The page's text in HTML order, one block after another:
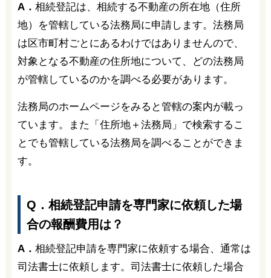
A． 相続登記は、相続する不動産の所在地（住所
地）を管轄している法務局に申請します。法務局
は区市町村ごとにあるわけではありませんので、
対象となる不動産の住所地について、どの法務局
が管轄しているのかを調べる必要があります。
法務局のホームページをみると管轄の案内が載っ
ています。また「住所地＋法務局」で検索するこ
とでも管轄している法務局を調べることができま
す。
Q．相続登記申請を専門家に依頼した場
合の報酬費用は？
A． 相続登記申請を専門家に依頼する場合、通常は
司法書士に依頼します。司法書士に依頼した場合